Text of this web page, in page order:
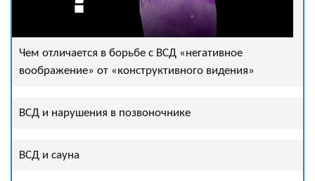
Чем отличается в борьбе с ВСД «негативное
воображение» от «конструктивного видения»
ВСД и нарушения в позвоночнике
ВСД и сауна